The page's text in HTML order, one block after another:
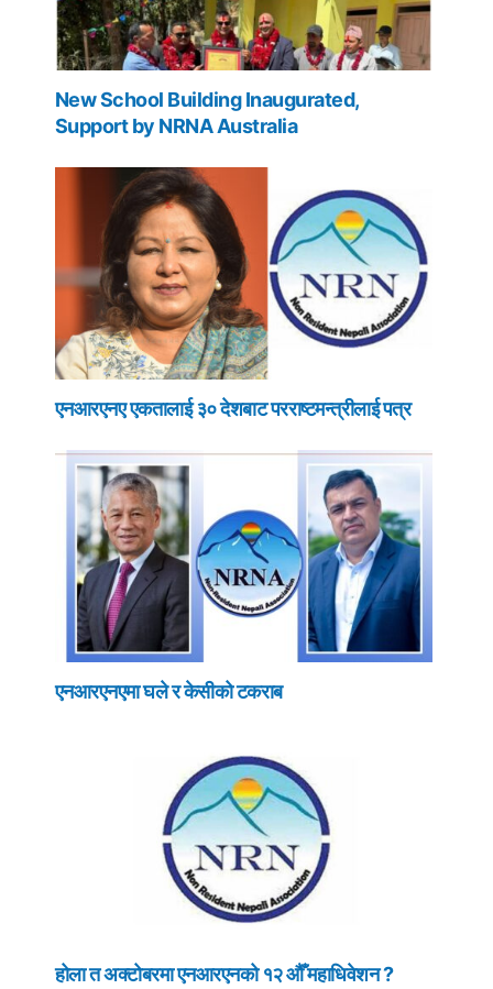
New School Building Inaugurated,
Support by NRNA Australia
एनआरएनए एकतालाई ३० देशबाट परराष्टमन्त्रीलाई पत्र
एनआरएनएमा घले र केसीको टकराब
होला त अक्टोबरमा एनआरएनको १२ औँ महाधिवेशन ?